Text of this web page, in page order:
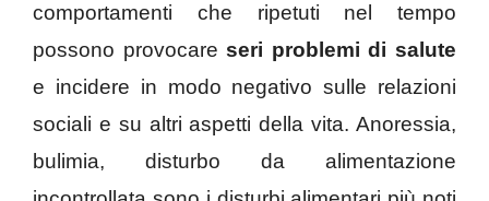
comportamenti che ripetuti nel tempo
possono provocare seri problemi di salute
e incidere in modo negativo sulle relazioni
sociali e su altri aspetti della vita. Anoressia,
bulimia, disturbo da alimentazione